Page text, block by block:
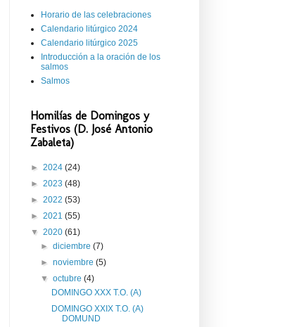
Horario de las celebraciones
Calendario litúrgico 2024
Calendario litúrgico 2025
Introducción a la oración de los
salmos
Salmos
Homilías de Domingos y
Festivos (D. José Antonio
Zabaleta)
► 2024 (24)
► 2023 (48)
► 2022 (53)
► 2021 (55)
▼ 2020 (61)
►diciembre(7)
►noviembre(5)
▼octubre(4)
DOMINGO XXX T.O. (A)
DOMINGO XXIX T.O. (A)
DOMUND